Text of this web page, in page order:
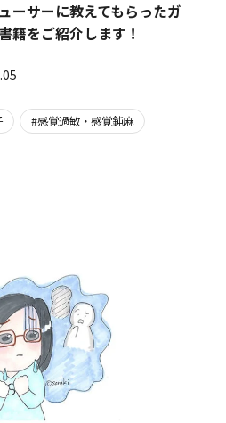
ーサーに教えてもらったガ
籍をご紹介します！
感覚過敏・感覚鈍麻